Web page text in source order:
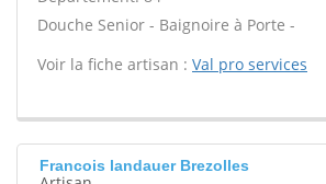
Douche Senior - Baignoire à Porte -
Voir la fiche artisan : Val pro services
Francois landauer Brezolles